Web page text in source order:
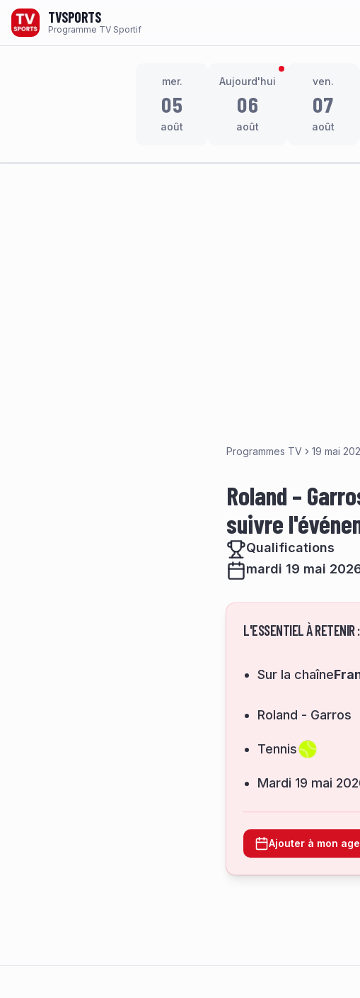
TVSPORTS
Programme TV Sportif
mer.
05
août
Aujourd'hui
06
août
ven.
07
août
Programmes TV 19 mai
Roland –
suivre
Qualifications
mardi 19 mai
L'ESSENTIEL À RETENIR :
Sur la chaîne
Roland - Garros
Tennis
mardi 19 mai
Ajouter à mon